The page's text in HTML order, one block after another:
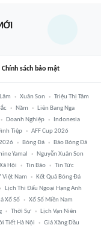
Chính sách bảo mật
Xuân Son
Triệu Thị Tâm
Năm
Liên Bang Nga
Doanh Nghiệp
Indonesia
Tiệp
AFF Cup 2026
Bóng Đá
Báo Bóng Đá
Yamal
Nguyễn Xuân Son
Xã Hội Tin Bão
Tin Tức
Việt Nam
Kết Quả Bóng Đá
Lịch Thi Đấu Ngoại Hạng Anh
Xổ Số
Xổ Số Miền Nam
Thời Sự
Lịch Vạn Niên
Tiết Hà Nội Giá Xăng Dầu